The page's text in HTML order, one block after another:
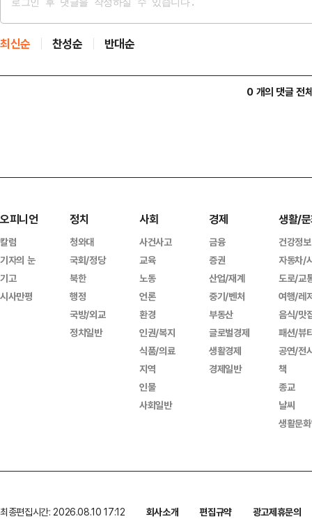
최신순 찬성순 반대순
0 개의 댓글 전
오피니언
칼럼
기자의 눈
기고
시사만평
정치
청와대
국회/정당
북한
행정
국방/외교
정치일반
사회
사건사고
교육
노동
언론
환경
인권/복지
식품/의료
지역
인물
사회일반
경제
금융
증권
산업/재계
중기/벤처
부동산
글로벌경제
생활경제
경제일반
생활/
건강정보
자동차/
도로/교
여행/레
음식/맛
패션/뷰
공연/전
책
종교
날씨
생활문
최종편집시간: 2026.08.10 17:12 회사소개 편집규약
광고제휴문의